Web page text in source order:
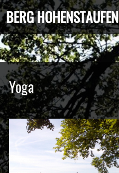
BERG HOHENSTAUFEN
Yoga